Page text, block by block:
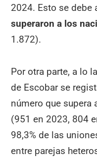
2024. Esto se debe
superaron a los
1.872).
Por otra parte, a lo
de Escobar se
número que supera
(951 en 2023, 804
98,3% de las
entre parejas